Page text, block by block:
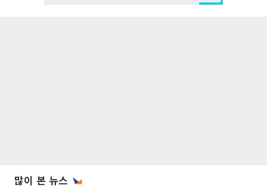
많이 본 뉴스